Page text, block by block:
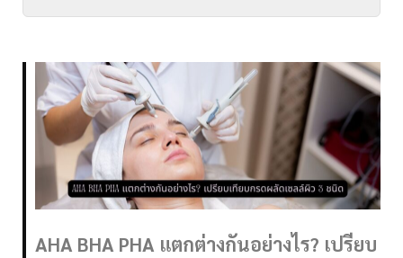
AHA BHA PHA แตกต่างกันอย่างไร? เปรียบ